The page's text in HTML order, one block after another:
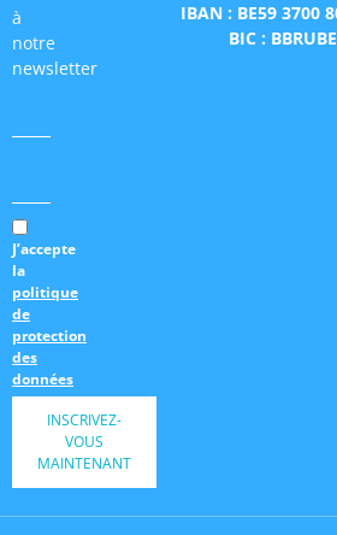
IBAN : BE59 3700
BIC :
à
notre
newsletter
J’accepte
la
politique
de
protection
des
données
INSCRIVEZ-
VOUS
MAINTENANT